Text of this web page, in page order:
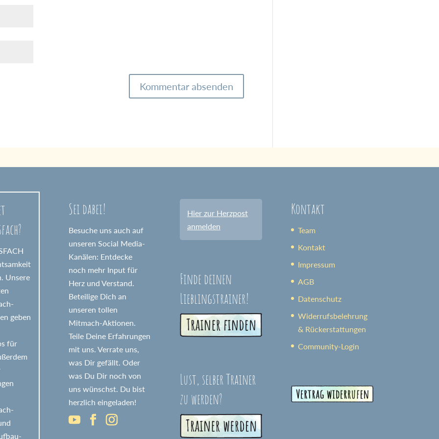
Unsere
geben
für
Sei dabei!
Besuche uns auch auf
unseren Social Media-
Kanälen: Entdecke
noch mehr Input für
Herz und Verstand.
Beteilige Dich an
unseren tollen
Mitmach-Aktionen.
Teile Deine Erfahrungen
mit uns. Verrate uns,
was Dir gefällt. Oder
was Du Dir noch von
uns wünschst. Du bist
herzlich eingeladen!
Hier zur Herzpost
anmelden
Finde deinen
Lieblingstrainer!
Lust, selber Trainer
zu werden?
Kontakt
Team
Kontakt
Impressum
AGB
Datenschutz
Widerrufsbelehrung
& Rückerstattungen
Community-Login